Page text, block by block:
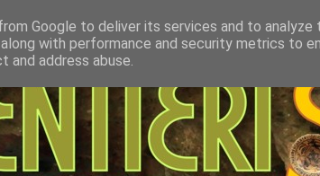
Google to deliver its services and to analyze
with performance and security metrics to
address abuse.